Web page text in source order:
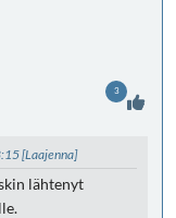
[Laajenna]
lähtenyt
3